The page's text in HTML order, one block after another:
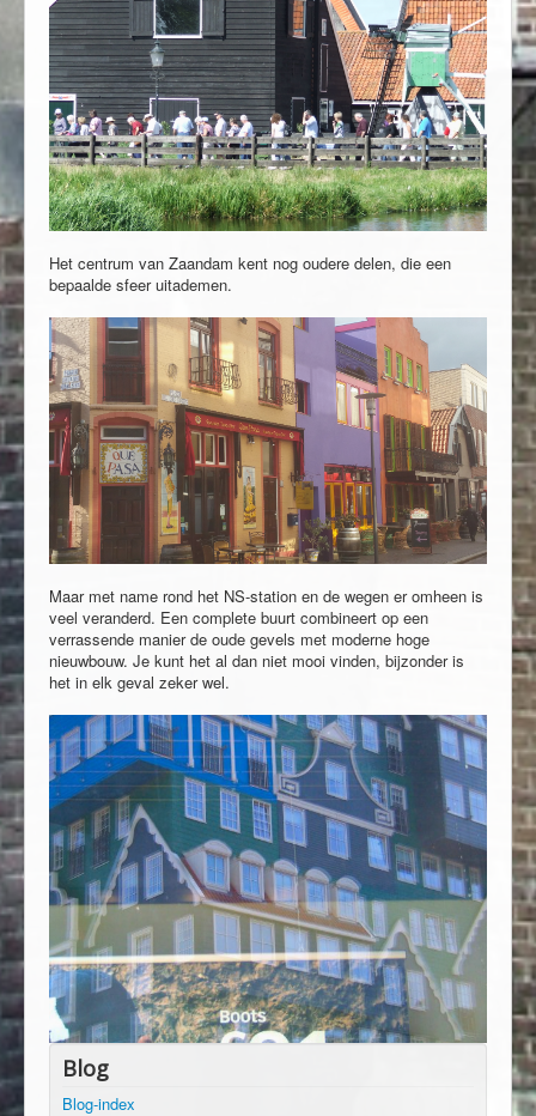
Het centrum van Zaandam kent nog oudere delen, die een
bepaalde sfeer uitademen.
Maar met name rond het NS-station en de wegen er omheen is
veel veranderd. Een complete buurt combineert op een
verrassende manier de oude gevels met moderne hoge
nieuwbouw. Je kunt het al dan niet mooi vinden, bijzonder is
het in elk geval zeker wel.
Blog
Blog-index